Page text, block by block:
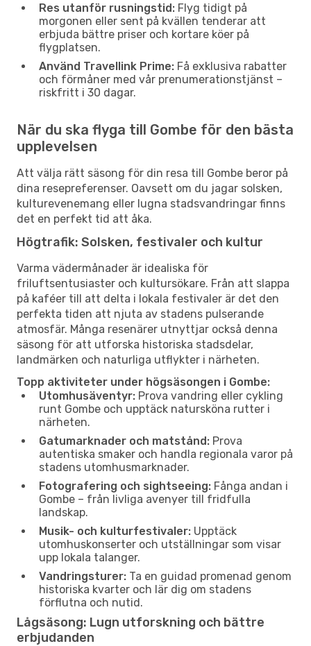
Res utanför rusningstid: Flyg tidigt på
morgonen eller sent på kvällen tenderar att
erbjuda bättre priser och kortare köer på
flygplatsen.
Använd Travellink Prime: Få exklusiva rabatter
och förmåner med vår prenumerationstjänst –
riskfritt i 30 dagar.
När du ska flyga till Gombe för den bästa
upplevelsen
Att välja rätt säsong för din resa till Gombe beror på
dina resepreferenser. Oavsett om du jagar solsken,
kulturevenemang eller lugna stadsvandringar finns
det en perfekt tid att åka.
Högtrafik: Solsken, festivaler och kultur
Varma vädermånader är idealiska för
friluftsentusiaster och kultursökare. Från att slappa
på kaféer till att delta i lokala festivaler är det den
perfekta tiden att njuta av stadens pulserande
atmosfär. Många resenärer utnyttjar också denna
säsong för att utforska historiska stadsdelar,
landmärken och naturliga utflykter i närheten.
Topp aktiviteter under högsäsongen i Gombe:
Utomhusäventyr: Prova vandring eller cykling
runt Gombe och upptäck natursköna rutter i
närheten.
Gatumarknader och matstånd: Prova
autentiska smaker och handla regionala varor på
stadens utomhusmarknader.
Fotografering och sightseeing: Fånga andan i
Gombe – från livliga avenyer till fridfulla
landskap.
Musik- och kulturfestivaler: Upptäck
utomhuskonserter och utställningar som visar
upp lokala talanger.
Vandringsturer: Ta en guidad promenad genom
historiska kvarter och lär dig om stadens
förflutna och nutid.
Lågsäsong: Lugn utforskning och bättre
erbjudanden